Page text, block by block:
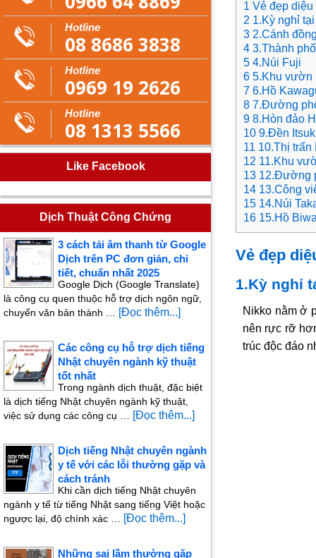
1 Vẻ đẹp
2 1.Kỳ nghỉ
3 2.Cánh
4 3.Thành
5 4.Núi Fuji
6 5.Khu vườn
7 6.Hồ
8 7.Đường
9 8.Hòn đảo
10 9.Đền
11 10.Thị trấn
12 11.Khu
13 12.Đường
14 13.Công
15 14.Núi
16 15.Hồ
Vẻ đẹp
1.Kỳ nghỉ
Nikko nằm ở
nên rực rỡ
trúc độc đáo
Hotline
08 8686 3838
Hotline
0969 19 2626
Hotline
08 1313 5566
Like Facebook
Dịch Thuật Công Chứng
3 cách tải âm thanh từ Google
Dịch trên PC đơn giản, chi
tiết, chuẩn nhất 2025
Google Dịch (Google Translate)
là công cụ quen thuộc hỗ trợ dịch ngôn ngữ,
chuyển văn bản thành …
[Đọc thêm...]
Các công cụ hỗ trợ dịch tiếng
Nhật chuyên ngành kỹ thuật
tốt nhất
Trong ngành dịch thuật, đặc biệt
là dịch tiếng Nhật chuyên ngành kỹ thuật,
việc sử dụng các công cụ …
[Đọc thêm...]
Dịch tiếng Nhật chuyên ngành
y tế với các lỗi thường gặp và
cách tránh
Khi cần dịch tiếng Nhật chuyên
ngành y tế từ tiếng Nhật sang tiếng Việt hoặc
ngược lại, độ chính xác …
[Đọc thêm...]
Những sai lầm thường gặp